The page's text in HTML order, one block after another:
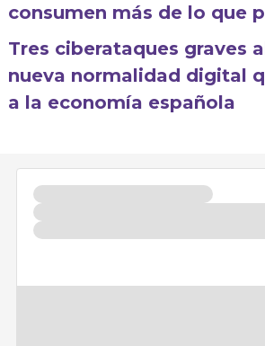
consumen más de lo que
Tres ciberataques graves
nueva normalidad digital
a la economía española